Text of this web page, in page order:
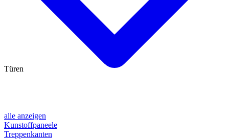
alle anzeigen
Kunstoffpaneele
Treppenkanten
Türen